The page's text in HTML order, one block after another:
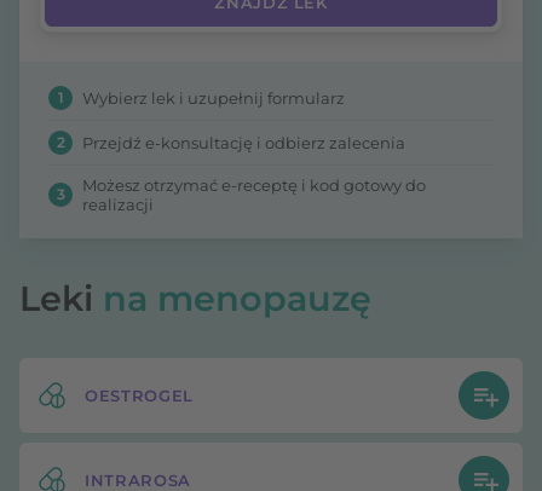
1 Wybierz lek i uzupełnij formularz
2 Przejdź e-konsultację i odbierz zalecenia
3
Możesz otrzymać e-receptę i kod gotowy do
realizacji
Leki na menopauzę
OESTROGEL
INTRAROSA